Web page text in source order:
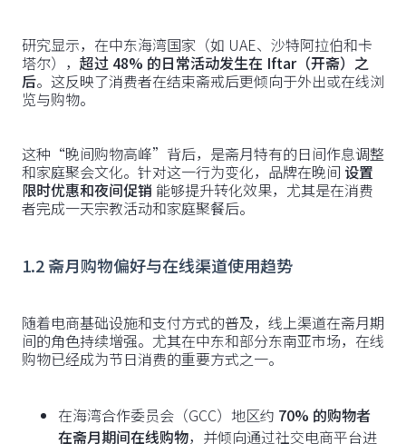
研究显示，在中东海湾国家（如 UAE、沙特阿拉伯和卡
塔尔）， 超过 48% 的日常活动发生在 Iftar（开斋）之
后。这反映了消费者在结束斋戒后更倾向于外出或在线浏
览与购物。
这种“晚间购物高峰”背后，是斋月特有的日间作息调整
和家庭聚会文化。针对这一行为变化，品牌在晚间 设置
限时优惠和夜间促销 能够提升转化效果，尤其是在消费
者完成一天宗教活动和家庭聚餐后。
1.2 斋月购物偏好与在线渠道使用趋势
随着电商基础设施和支付方式的普及，线上渠道在斋月期
间的角色持续增强。尤其在中东和部分东南亚市场，在线
购物已经成为节日消费的重要方式之一。
在海湾合作委员会（GCC）地区约 70% 的购物者
在斋月期间在线购物，并倾向通过社交电商平台进